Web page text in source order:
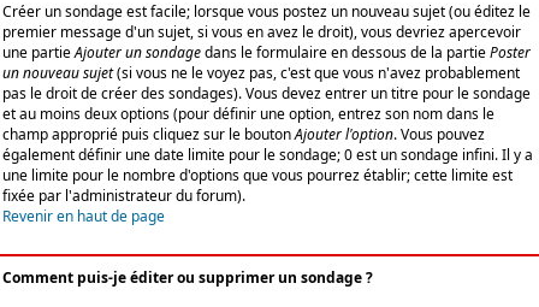
Créer un sondage est facile; lorsque vous postez un nouveau sujet (ou éditez le
premier message d'un sujet, si vous en avez le droit), vous devriez apercevoir
une partieAjouter un sondagedans le formulaire en dessous de la partiePoster
un nouveau sujet(si vous ne le voyez pas, c'est que vous n'avez probablement
pas le droit de créer des sondages). Vous devez entrer un titre pour le sondage
et au moins deux options (pour définir une option, entrez son nom dans le
champ approprié puis cliquez sur le boutonAjouter l'option. Vous pouvez
également définir une date limite pour le sondage; 0 est un sondage infini. Il y a
une limite pour le nombre d'options que vous pourrez établir; cette limite est
fixée par l'administrateur du forum).
Revenir en haut de page
Comment puis-je éditer ou supprimer un sondage ?